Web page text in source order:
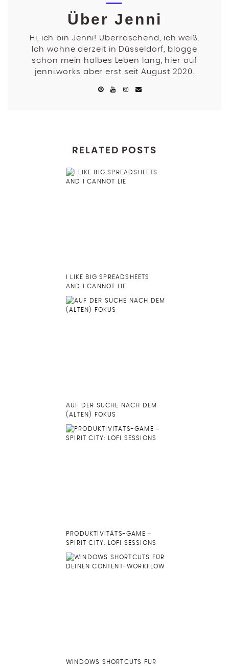
Über Jenni
Hi, ich bin Jenni! Überraschend, ich weiß.
Ich wohne derzeit in Düsseldorf, blogge
schon mein halbes Leben lang, hier auf
jenni.works aber erst seit August 2020.
RELATED POSTS
I LIKE BIG SPREADSHEETS
AND I CANNOT LIE
AUF DER SUCHE NACH DEM
(ALTEN) FOKUS
PRODUKTIVITÄTS-GAME –
SPIRIT CITY: LOFI SESSIONS
WINDOWS SHORTCUTS FÜR